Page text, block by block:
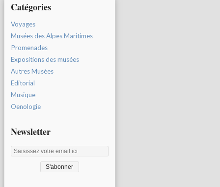
Catégories
Voyages
Musées des Alpes Maritimes
Promenades
Expositions des musées
Autres Musées
Editorial
Musique
Oenologie
Newsletter